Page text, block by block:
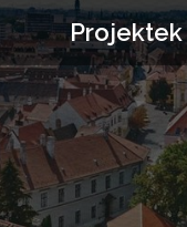
Projektek